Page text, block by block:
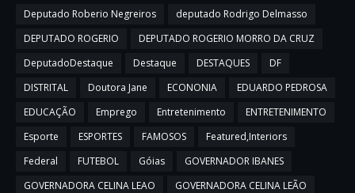
Deputado Roberio Negreiros
deputado Rodrigo Delmasso
DEPUTADO ROGERIO
DEPUTADO ROGERIO MORRO DA CRUZ
DeputadoDestaque
Destaque DESTAQUES
DF
DISTRITAL
Doutora Jane ECONONIA
EDUARDO PEDROSA
EDUCAÇÃO
Emprego Entretenimento
ENTRETENIMENTO
Esporte
ESPORTES FAMOSOS
Featured,Interiors
Federal
FUTEBOL Góias
GOVERNADOR IBANES
GOVERNADORA CELINA LEAO
GOVERNADORA CELINA LEÃO